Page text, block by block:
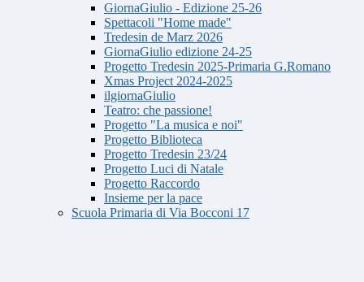
GiornaGiulio - Edizione 25-26
Spettacoli "Home made"
Tredesin de Marz 2026
GiornaGiulio edizione 24-25
Progetto Tredesin 2025-Primaria G.Romano
Xmas Project 2024-2025
ilgiornaGiulio
Teatro: che passione!
Progetto "La musica e noi"
Progetto Biblioteca
Progetto Tredesin 23/24
Progetto Luci di Natale
Progetto Raccordo
Insieme per la pace
Scuola Primaria di Via Bocconi 17